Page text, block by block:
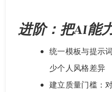
进阶：把AI能
统一模板与提示
少个人风格差异
建立质量门槛：